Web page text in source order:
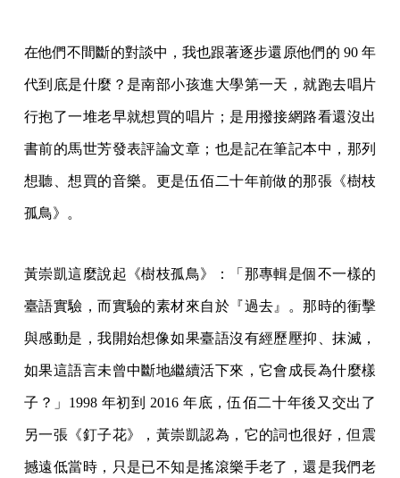
在他們不間斷的對談中，我也跟著逐步還原他們的 90 年
代到底是什麼？是南部小孩進大學第一天，就跑去唱片
行抱了一堆老早就想買的唱片；是用撥接網路看還沒出
書前的馬世芳發表評論文章；也是記在筆記本中，那列
想聽、想買的音樂。更是伍佰二十年前做的那張《樹枝
孤鳥》。
黃崇凱這麼說起《樹枝孤鳥》：「那專輯是個不一樣的
臺語實驗，而實驗的素材來自於『過去』。那時的衝擊
與感動是，我開始想像如果臺語沒有經歷壓抑、抹滅，
如果這語言未曾中斷地繼續活下來，它會成長為什麼樣
子？」1998 年初到 2016 年底，伍佰二十年後又交出了
另一張《釘子花》，黃崇凱認為，它的詞也很好，但震
撼遠低當時，只是已不知是搖滾樂手老了，還是我們老